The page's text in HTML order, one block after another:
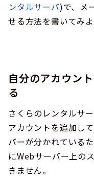
ンタルサーバ)で、メ
せる方法を書いてみよ
自分のアカウン
る
さくらのレンタルサ
アカウントを追加し
バーが分かれている
にWebサーバー上の
きません。